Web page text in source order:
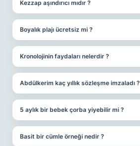
Kezzap aşındırıcı mıdır ?
Boyalık plajı ücretsiz mi ?
Kronolojinin faydaları nelerdir ?
Abdülkerim kaç yıllık sözleşme imzaladı ?
5 aylık bir bebek çorba yiyebilir mi ?
Basit bir cümle örneği nedir ?